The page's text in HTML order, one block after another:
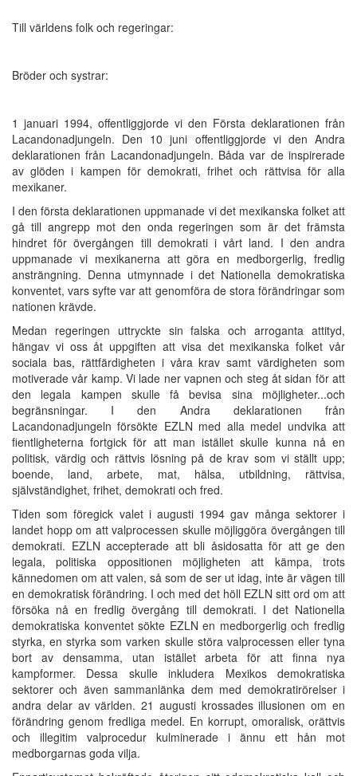
Till världens folk och regeringar:
Bröder och systrar:
1 januari 1994, offentliggjorde vi den Första deklarationen från
Lacandonadjungeln. Den 10 juni offentliggjorde vi den Andra
deklarationen från Lacandonadjungeln. Båda var de inspirerade
av glöden i kampen för demokrati, frihet och rättvisa för alla
mexikaner.
I den första deklarationen uppmanade vi det mexikanska folket att
gå till angrepp mot den onda regeringen som är det främsta
hindret för övergången till demokrati i vårt land. I den andra
uppmanade vi mexikanerna att göra en medborgerlig, fredlig
ansträngning. Denna utmynnade i det Nationella demokratiska
konventet, vars syfte var att genomföra de stora förändringar som
nationen krävde.
Medan regeringen uttryckte sin falska och arroganta attityd,
hängav vi oss åt uppgiften att visa det mexikanska folket vår
sociala bas, rättfärdigheten i våra krav samt värdigheten som
motiverade vår kamp. Vi lade ner vapnen och steg åt sidan för att
den legala kampen skulle få bevisa sina möjligheter...och
begränsningar. I den Andra deklarationen från
Lacandonadjungeln försökte EZLN med alla medel undvika att
fientligheterna fortgick för att man istället skulle kunna nå en
politisk, värdig och rättvis lösning på de krav som vi ställt upp;
boende, land, arbete, mat, hälsa, utbildning, rättvisa,
självständighet, frihet, demokrati och fred.
Tiden som föregick valet i augusti 1994 gav många sektorer i
landet hopp om att valprocessen skulle möjliggöra övergången till
demokrati. EZLN accepterade att bli åsidosatta för att ge den
legala, politiska oppositionen möjligheten att kämpa, trots
kännedomen om att valen, så som de ser ut idag, inte är vägen till
en demokratisk förändring. I och med det höll EZLN sitt ord om att
försöka nå en fredlig övergång till demokrati. I det Nationella
demokratiska konventet sökte EZLN en medborgerlig och fredlig
styrka, en styrka som varken skulle störa valprocessen eller tyna
bort av densamma, utan istället arbeta för att finna nya
kampformer. Dessa skulle inkludera Mexikos demokratiska
sektorer och även sammanlänka dem med demokratirörelser i
andra delar av världen. 21 augusti krossades illusionen om en
förändring genom fredliga medel. En korrupt, omoralisk, orättvis
och illegitim valprocedur kulminerade i ännu ett hån mot
medborgarnas goda vilja.